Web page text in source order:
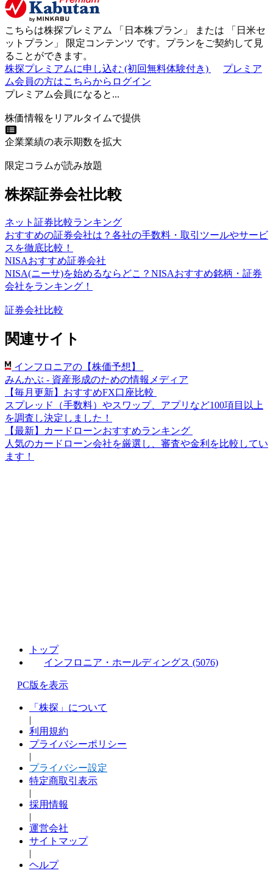
こちらは株探プレミアム 「 日本株プラン 」 または 「 日米セ
ットプラン 」 限定コンテンツ です。プランをご契約して見
ることができます。
株探プレミアムに申し込む (初回無料体験付き)
プレミア
ム会員の方はこちらからログイン
プレミアム会員になると...
株価情報をリアルタイムで提供
企業業績の表示期数を拡大
限定コラムが読み放題
株探証券会社比較
ネット証券比較ランキング
おすすめの証券会社は？各社の手数料・取引ツールやサービ
スを徹底比較！
NISAおすすめ証券会社
NISA(ニーサ)を始めるならどこ？NISAおすすめ銘柄・証券
会社をランキング！
証券会社比較
関連サイト
インフロニアの【株価予想】
みんかぶ - 資産形成のための情報メディア
【毎月更新】おすすめFX口座比較
スプレッド（手数料）やスワップ、アプリなど100項目以上
を調査し決定しました！
【最新】カードローンおすすめランキング
人気のカードローン会社を厳選し、審査や金利を比較してい
ます！
トップ
インフロニア・ホールディングス (5076)
PC版を表示
「株探」について
|
利用規約
プライバシーポリシー
|
プライバシー設定
特定商取引表示
|
採用情報
|
運営会社
サイトマップ
|
ヘルプ